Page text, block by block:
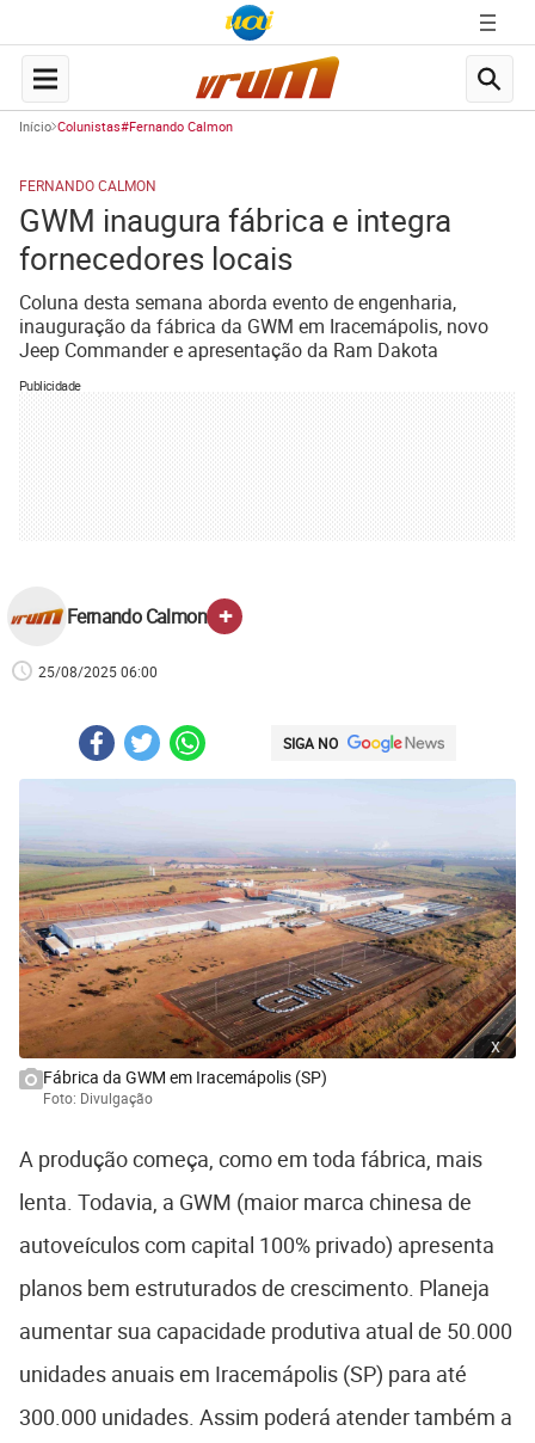
Início Colunistas#Fernando Calmon
FERNANDO CALMON
GWM inaugura fábrica e integra
fornecedores locais
Coluna desta semana aborda evento de engenharia,
inauguração da fábrica da GWM em Iracemápolis, novo
Jeep Commander e apresentação da Ram Dakota
Publicidade
Fernando Calmon +
25/08/2025 06:00
SIGA NO
x
Fábrica da GWM em Iracemápolis (SP)
Foto: Divulgação
A produção começa, como em toda fábrica, mais
lenta. Todavia, a GWM (maior marca chinesa de
autoveículos com capital 100% privado) apresenta
planos bem estruturados de crescimento. Planeja
aumentar sua capacidade produtiva atual de 50.000
unidades anuais em Iracemápolis (SP) para até
300.000 unidades. Assim poderá atender também a